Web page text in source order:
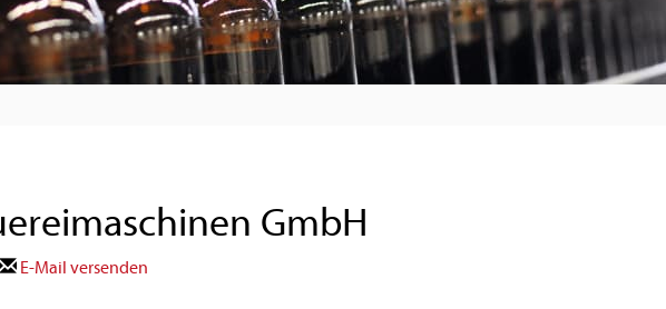
GmbH
E-Mail versenden